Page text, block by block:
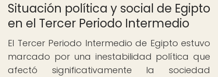
Situación política y social de Egipto
en el Tercer Periodo Intermedio
El Tercer Periodo Intermedio de Egipto estuvo
marcado por una inestabilidad política que
afectó significativamente la sociedad